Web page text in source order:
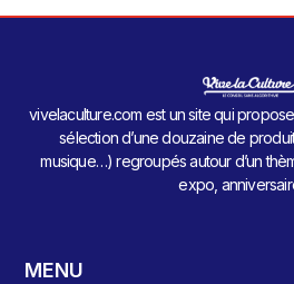
vivelaculture.com est un site qui
sélection d’une douzaine de
musique…) regroupés autour d’un
expo,
MENU